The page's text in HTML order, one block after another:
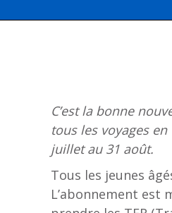
C’est la bonne
tous les voyages
juillet au 31 août.
Tous les jeunes
L’abonnement est